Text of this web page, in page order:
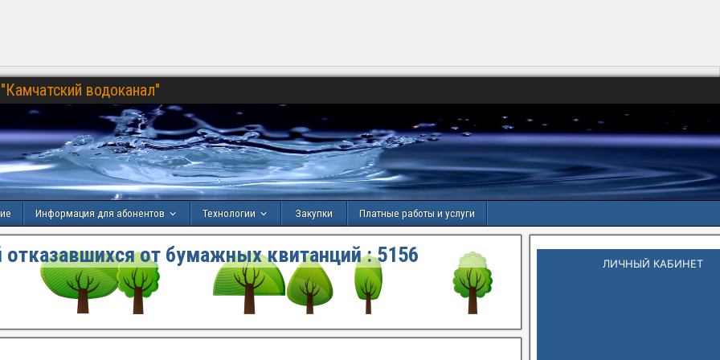
водоканал"
Информация для абонентов Технологии Закупки Платные работы и услуги
от бумажных квитанций :5156 ЛИЧНЫЙ КАБИНЕТ